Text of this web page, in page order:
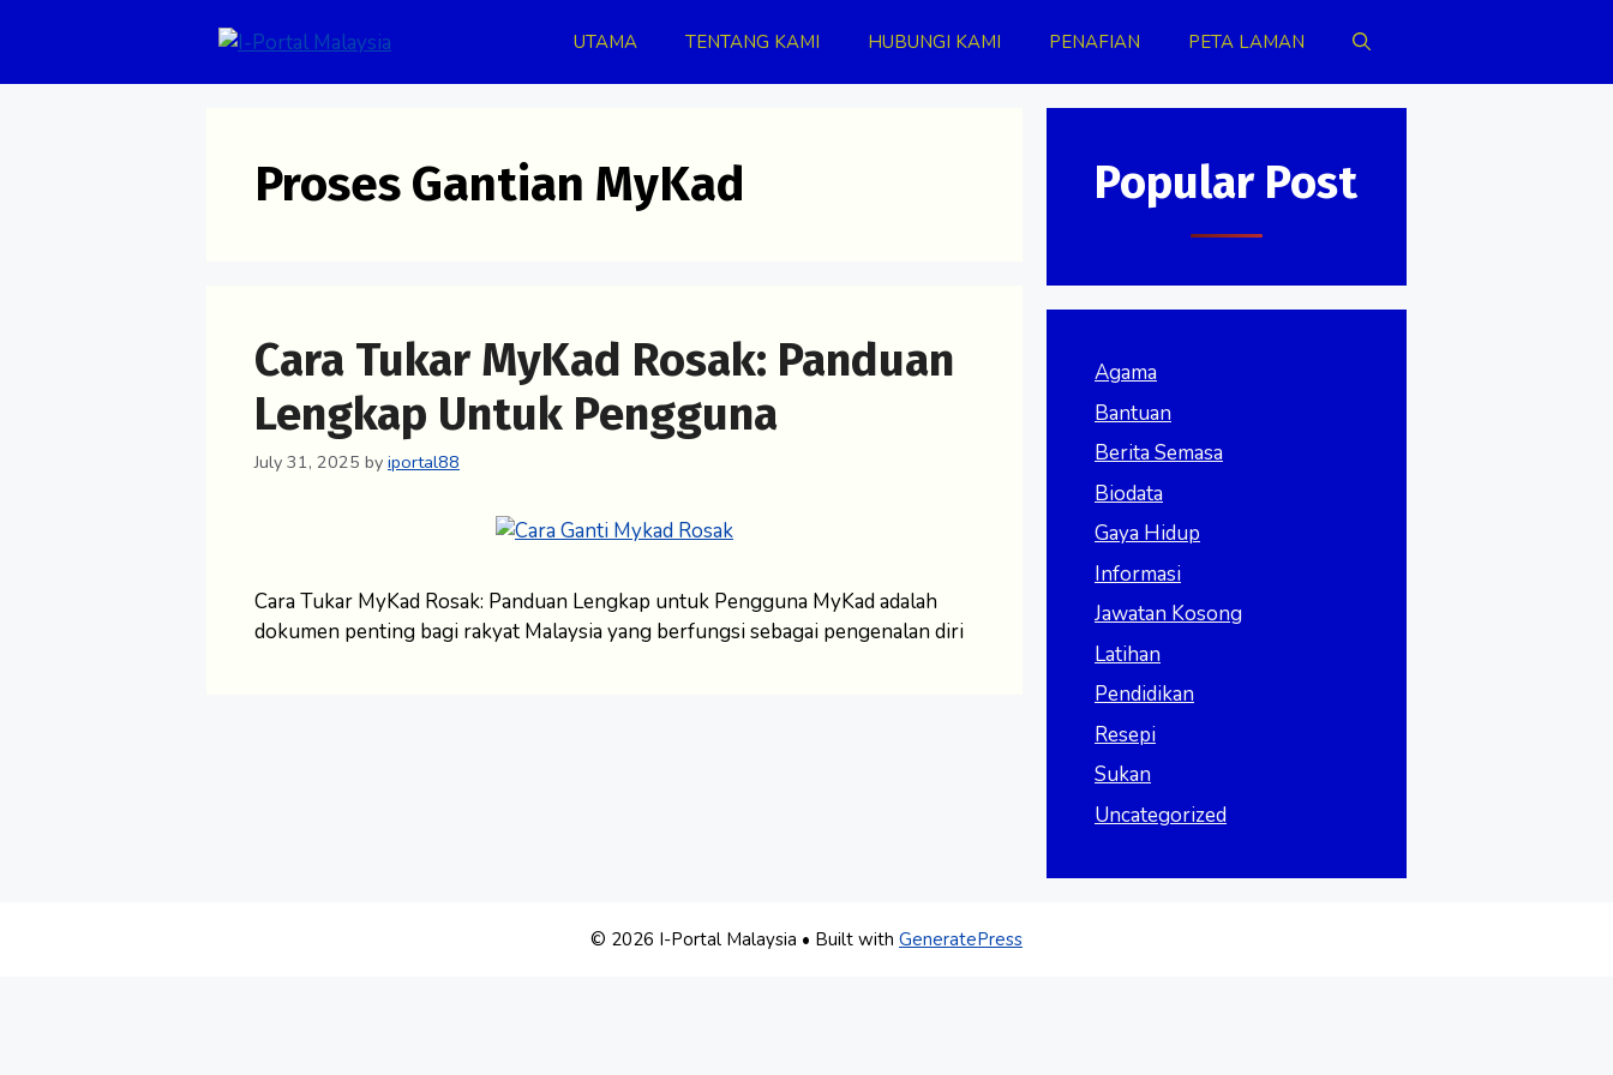
UTAMA TENTANG KAMI HUBUNGI KAMI PENAFIAN PETA LAMAN
Proses Gantian MyKad
Cara Tukar MyKad Rosak: Panduan
Lengkap Untuk Pengguna
July 31, 2025 by iportal88
Cara Tukar MyKad Rosak: Panduan Lengkap untuk Pengguna MyKad adalah
dokumen penting bagi rakyat Malaysia yang berfungsi sebagai pengenalan diri
Popular Post
Agama
Bantuan
Berita Semasa
Biodata
Gaya Hidup
Informasi
Jawatan Kosong
Latihan
Pendidikan
Resepi
Sukan
Uncategorized
© 2026 I-Portal Malaysia • Built with GeneratePress